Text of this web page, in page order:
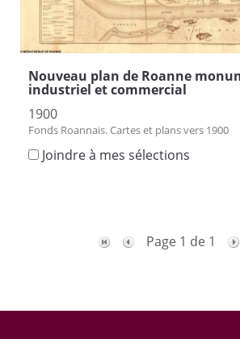
Nouveau plan de Roanne
industriel et commercial
1900
Fonds Roannais. Cartes et plans vers 1900
Joindre à mes sélections
Page 1 de 1